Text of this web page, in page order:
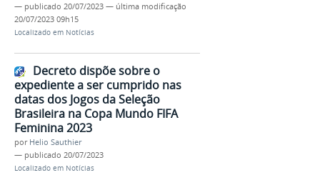
— publicado 20/07/2023 — última modificação
20/07/2023 09h15
Localizado em Notícias
Decreto dispõe sobre o
expediente a ser cumprido nas
datas dos Jogos da Seleção
Brasileira na Copa Mundo FIFA
Feminina 2023
por Helio Sauthier
— publicado 20/07/2023
Localizado em Notícias